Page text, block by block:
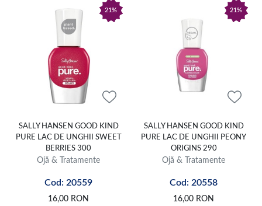
21%
SALLY HANSEN GOOD KIND
PURE LAC DE UNGHII SWEET
BERRIES 300
Ojă & Tratamente
Cod: 20559
16,00 RON
21%
SALLY HANSEN GOOD KIND
PURE LAC DE UNGHII PEONY
ORIGINS 290
Ojă & Tratamente
Cod: 20558
16,00 RON